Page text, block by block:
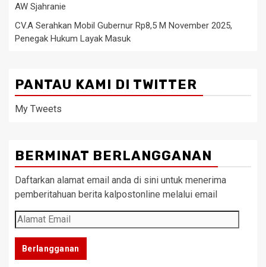
AW Sjahranie
CV.A Serahkan Mobil Gubernur Rp8,5 M November 2025,
Penegak Hukum Layak Masuk
PANTAU KAMI DI TWITTER
My Tweets
BERMINAT BERLANGGANAN
Daftarkan alamat email anda di sini untuk menerima
pemberitahuan berita kalpostonline melalui email
Alamat
Email
Berlangganan